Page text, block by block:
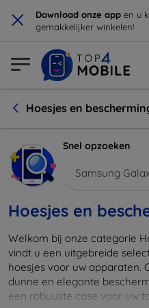
× Download onze app en u
gemakkelijker winkelen!
Hoesjes en
Snel opzoeken
Samsung
Hoesjes en
Welkom bij onze categorie
vindt u een uitgebreide
hoesjes voor uw apparaten.
dunne en elegante
een robuuste case voor uw